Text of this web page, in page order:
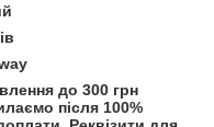
до 300 грн
після 100%